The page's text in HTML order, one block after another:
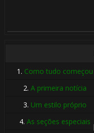
1. Como tudo começou
2.A primeira notícia
3. Um estilo próprio
4.As seções especiais
8️⃣